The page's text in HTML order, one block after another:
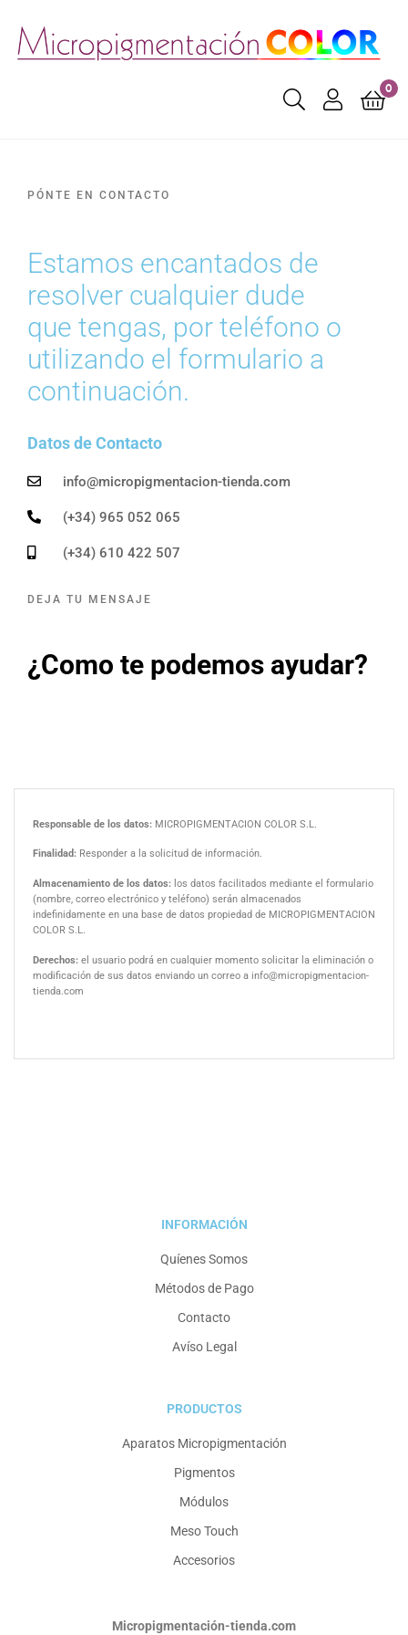
0
PÓNTE EN CONTACTO
Estamos encantados de
resolver cualquier dude
que tengas, por teléfono o
utilizando el formulario a
continuación.
Datos de Contacto
info@micropigmentacion-tienda.com
(+34) 965 052 065
(+34) 610 422 507
DEJA TU MENSAJE
¿Como te podemos ayudar?
Responsable de los datos: MICROPIGMENTACION COLOR S.L.
Finalidad: Responder a la solicitud de información.
Almacenamiento de los datos: los datos facilitados mediante el formulario
(nombre, correo electrónico y teléfono) serán almacenados
indefinidamente en una base de datos propiedad de MICROPIGMENTACION
COLOR S.L.
Derechos: el usuario podrá en cualquier momento solicitar la eliminación o
modificación de sus datos enviando un correo a info@micropigmentacion-
tienda.com
INFORMACIÓN
Quíenes Somos
Métodos de Pago
Contacto
Avíso Legal
PRODUCTOS
Aparatos Micropigmentación
Pigmentos
Módulos
Meso Touch
Accesorios
Micropigmentación-tienda.com